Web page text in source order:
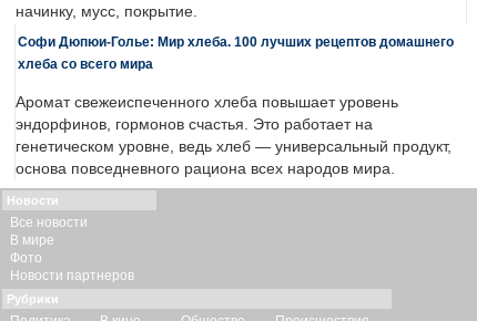
начинку, мусс, покрытие.
Софи Дюпюи-Голье: Мир хлеба. 100 лучших рецептов домашнего
хлеба со всего мира
Аромат свежеиспеченного хлеба повышает уровень
эндорфинов, гормонов счастья. Это работает на
генетическом уровне, ведь хлеб — универсальный продукт,
основа повседневного рациона всех народов мира.
Новости
Все новости
В мире
Фото
Новости партнеров
Рубрики